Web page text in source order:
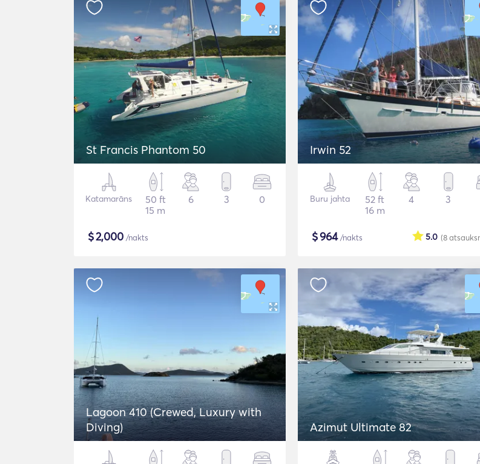
St Francis Phantom 50
Katamarāns
50 ft
15 m
6 3 0
$2,000 /nakts
Irwin 52
Buru jahta
52 ft
16 m
4 3
$964/nakts (8
5.0
Lagoon 410 (Crewed, Luxury with
Diving)
Azimut Ultimate 82